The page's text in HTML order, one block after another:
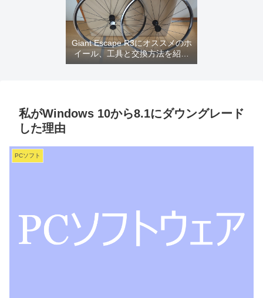
Giant Escape R3にオススメのホ
イール、工具と交換方法を紹介
するよ
私がWindows 10から8.1にダウングレード
した理由
PCソフト